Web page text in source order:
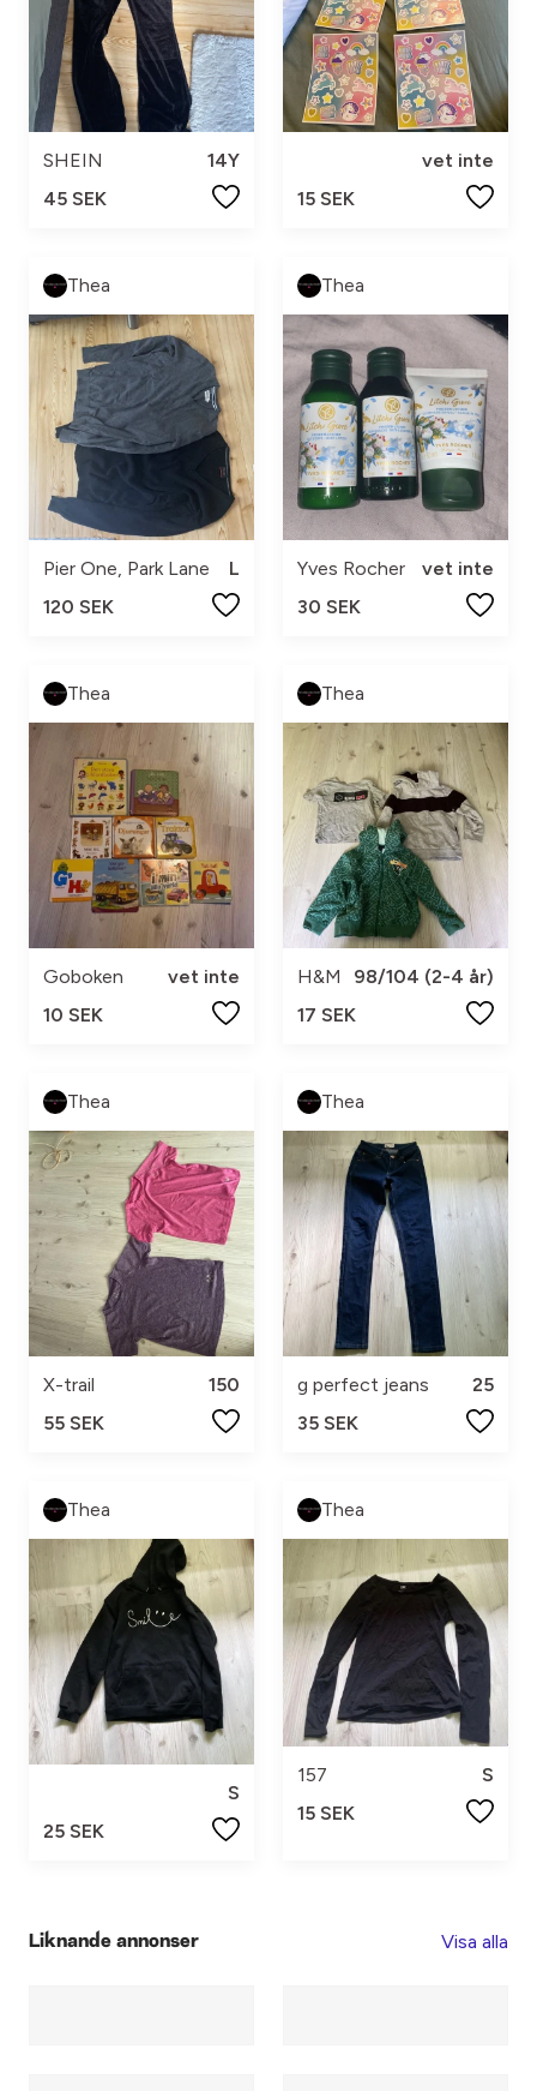
SHEIN
14Y
45 SEK
vet inte
15 SEK
Thea
Pier One, Park Lane
L
120 SEK
Thea
Yves Rocher
vet inte
30 SEK
Thea
Goboken
vet inte
10 SEK
Thea
H&M
98/104 (2-4 år)
17 SEK
Thea
X-trail
150
55 SEK
Thea
g perfect jeans
25
35 SEK
Thea
S
25 SEK
Thea
157
S
15 SEK
Liknande annonser Visa alla